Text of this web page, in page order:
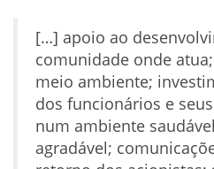
[…] apoio ao
comunidade onde
meio ambiente;
dos funcionários e
num ambiente
agradável;